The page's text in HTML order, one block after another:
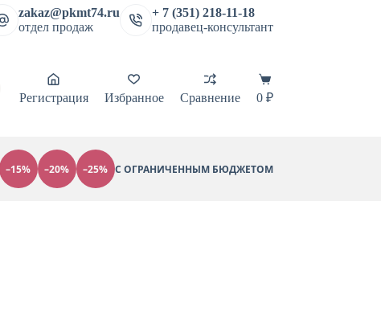
zakaz@pkmt74.ru
отдел продаж
+ 7 (351) 218-11-18
продавец-консультант
Регистрация Избранное Сравнение
Корзина
0 ₽
–15% –20% –25% С ОГРАНИЧЕННЫМ БЮДЖЕТОМ